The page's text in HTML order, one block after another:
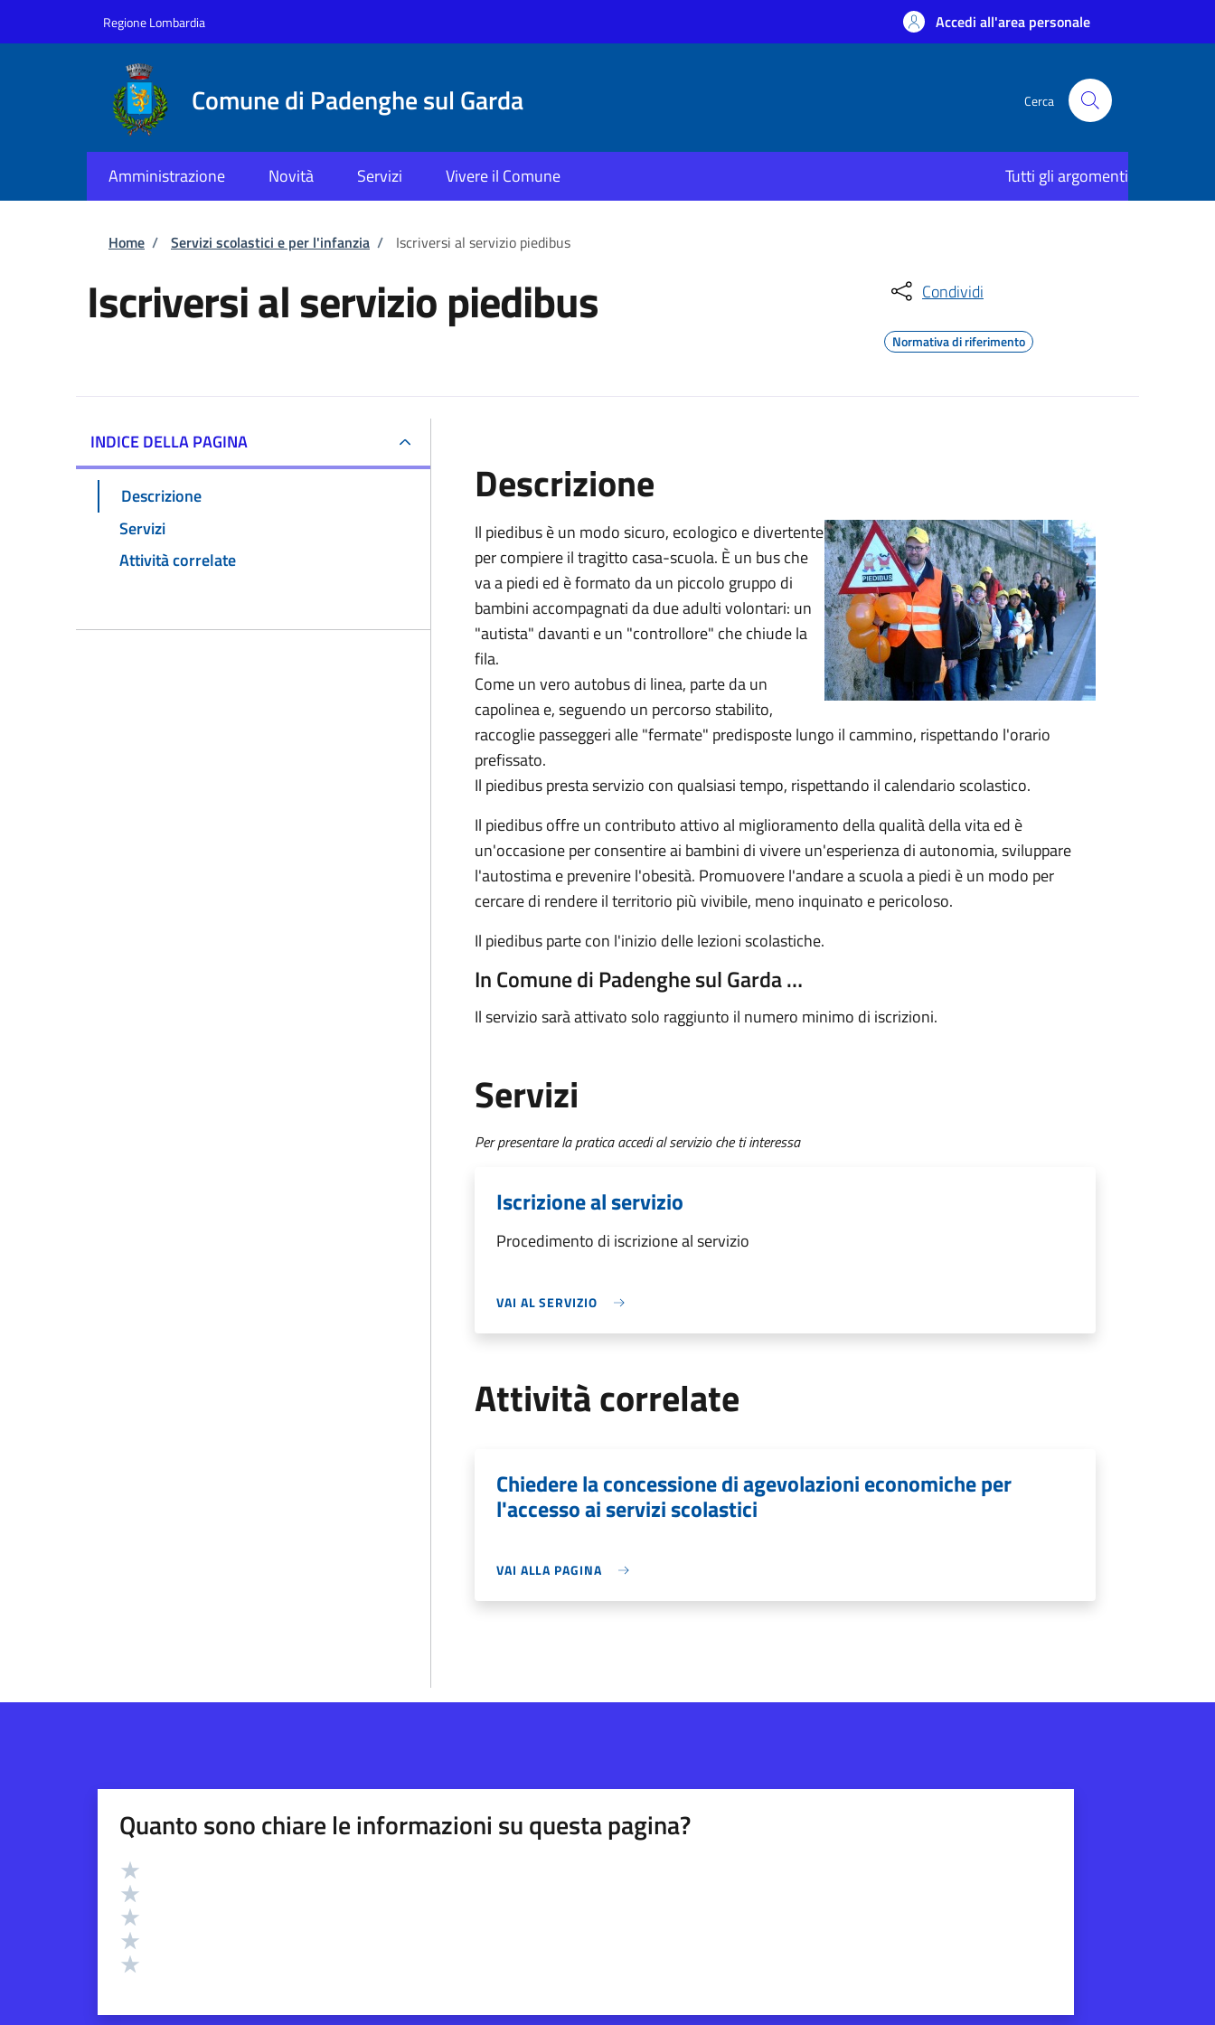
Regione Lombardia Accedi all'area personale
Comune di Padenghe sul Garda Cerca
Amministrazione Novità Servizi Vivere il Comune Tutti gli argomenti
Briciole di pane
Home / Servizi scolastici e per l'infanzia / Iscriversi al servizio piedibus
Iscriversi al servizio piedibus Condividi
Normativa di riferimento
INDICE DELLA PAGINA
Descrizione
Servizi
Attività correlate
Descrizione
Il piedibus è un modo sicuro, ecologico e divertente
per compiere il tragitto casa-scuola. È un bus che
va a piedi ed è formato da un piccolo gruppo di
bambini accompagnati da due adulti volontari: un
"autista" davanti e un "controllore" che chiude la
fila.
Come un vero autobus di linea, parte da un
capolinea e, seguendo un percorso stabilito,
raccoglie passeggeri alle "fermate" predisposte lungo il cammino, rispettando l'orario
prefissato.
Il piedibus presta servizio con qualsiasi tempo, rispettando il calendario scolastico.
Il piedibus offre un contributo attivo al miglioramento della qualità della vita ed è
un'occasione per consentire ai bambini di vivere un'esperienza di autonomia, sviluppare
l'autostima e prevenire l'obesità. Promuovere l'andare a scuola a piedi è un modo per
cercare di rendere il territorio più vivibile, meno inquinato e pericoloso.
Il piedibus parte con l'inizio delle lezioni scolastiche.
In Comune di Padenghe sul Garda …
Il servizio sarà attivato solo raggiunto il numero minimo di iscrizioni.
Servizi
Per presentare la pratica accedi al servizio che ti interessa
Iscrizione al servizio
Procedimento di iscrizione al servizio
VAI AL SERVIZIO
Attività correlate
Chiedere la concessione di agevolazioni economiche per
l'accesso ai servizi scolastici
VAI ALLA PAGINA
Quanto sono chiare le informazioni su questa pagina?
Valutazione